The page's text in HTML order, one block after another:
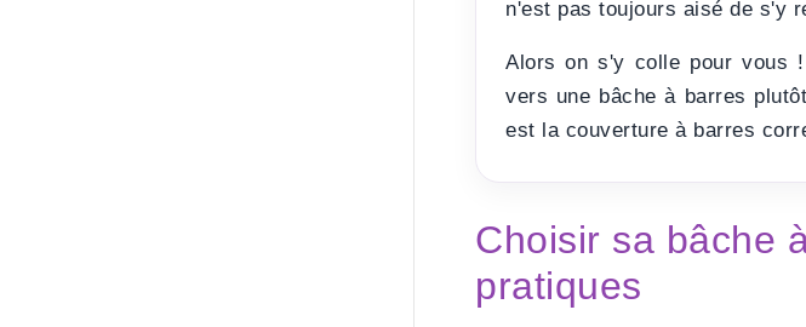
n'est pas toujours aisé de s'y
Alors on s'y colle pour vous
vers une bâche à barres
est la couverture à barres
Choisir sa bâche
pratiques